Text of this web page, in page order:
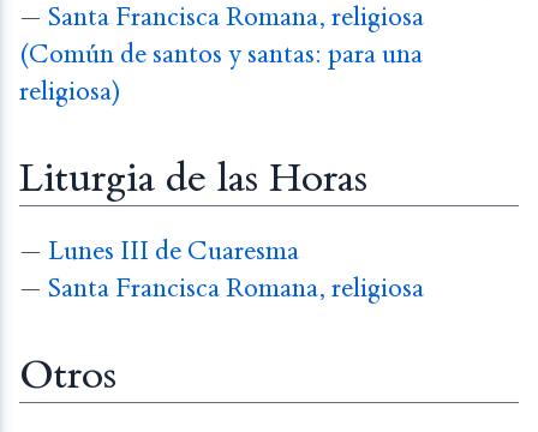
— Santa Francisca Romana, religiosa
(Común de santos y santas: para una
religiosa)
Liturgia de las Horas
— Lunes III de Cuaresma
— Santa Francisca Romana, religiosa
Otros